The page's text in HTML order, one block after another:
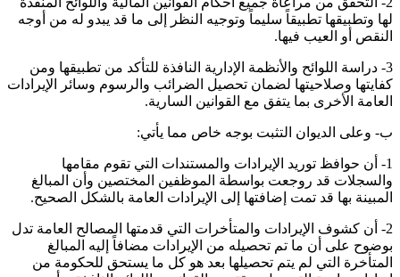
لها وتطبيقها تطبيقاً سليماً وتوجيه النظر إلى ما قد يبدو له من أوجه
النقص أو العيب فيها.
3- دراسة اللوائح والأنظمة الإدارية النافذة للتأكد من تطبيقها ومن
كفايتها وصلاحيتها لضمان تحصيل الضرائب والرسوم وسائر الإيرادات
العامة الأخرى بما يتفق مع القوانين السارية.
ب- وعلى الديوان التثبت بوجه خاص مما يأتي:
1- أن حوافظ توريد الإيرادات والمستندات التي تقوم مقامها
والسجلات قد روجعت بواسطة الموظفين المختصين وأن المبالغ
المبينة بها قد تمت إضافتها إلى الإيرادات العامة بالشكل الصحيح.
2- أن كشوف الإيرادات والمتأخرات التي قدمتها المصالح العامة تدل
بوضوح على أن ما تم تحصيله من الإيرادات مضافاً إليه المبالغ
المتأخرة التي لم يتم تحصيلها بعد هو كل ما يستحق للحكومة من